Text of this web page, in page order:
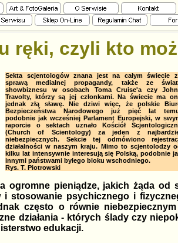
ręki, czyli kto
Sekta scjentologów znana jest na całym świecie
sprawą medialnej propagandy, także ze
showbiznesu w osobach Toma Cruise'a czy
Travolty, którzy są jej członkami. Na świecie ma
jednak złą sławę. Nie dziwi więc, że polskie
Bezpieczeństwa Narodowego już pięć lat
podobnie jak wcześniej Parlament Europejski, w
raporcie o sektach uznało Kościół
(Church of Scientology) za jeden z
niebezpiecznych. Sekcie tej odmówiono
działalności w naszym kraju. Mimo to scjentolodzy
kilku lat intensywnie interesują się Polską, podobnie
innymi państwami byłego bloku wschodniego.
Rys. T. Piotrowski
ogromne pieniądze, jakich żąda
stosowanie psychicznego i
często o równie
działania - których ślady czy
edukacji.